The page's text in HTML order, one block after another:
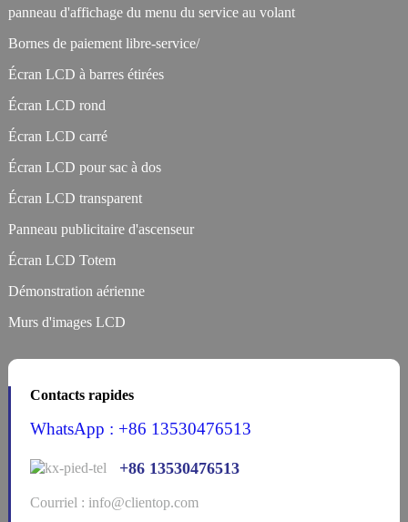
panneau d'affichage du menu du service au volant
Bornes de paiement libre-service/
Écran LCD à barres étirées
Écran LCD rond
Écran LCD carré
Écran LCD pour sac à dos
Écran LCD transparent
Panneau publicitaire d'ascenseur
Écran LCD Totem
Démonstration aérienne
Murs d'images LCD
Contacts rapides
WhatsApp : +86 13530476513
+86 13530476513
Courriel : info@clientop.com